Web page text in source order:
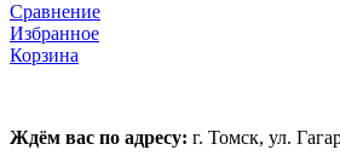
Сравнение
Избранное
Корзина
Ждём вас по адресу: г. Томск, ул.